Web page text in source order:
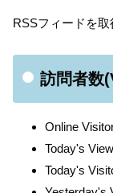
RSSフィードを
訪問者数
Online
Today's
Today's